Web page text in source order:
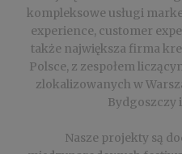
kompleksowe usługi
experience, customer
także największa firma
Polsce, z zespołem
zlokalizowanych w
Bydgoszczy
Nasze projekty są